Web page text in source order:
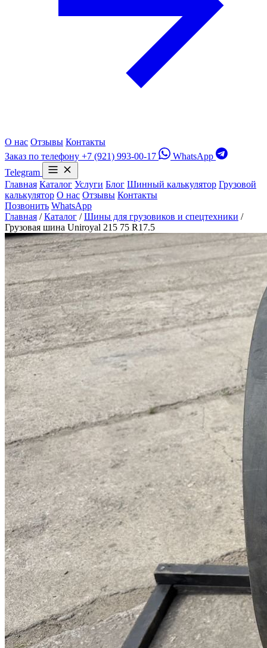
О нас Отзывы Контакты
Заказ по телефону +7 (921) 993-00-17
WhatsApp
Telegram
Главная Каталог Услуги Блог Шинный калькулятор Грузовой
калькулятор О нас Отзывы Контакты
Позвонить WhatsApp
Главная / Каталог / Шины для грузовиков и спецтехники /
Грузовая шина Uniroyal 215 75 R17.5